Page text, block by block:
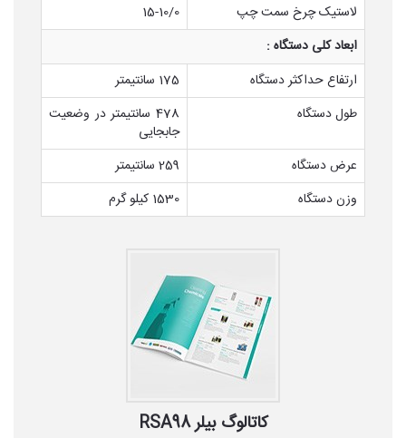
لاستیک چرخ سمت چپ
15-10/0
ابعاد کلی دستگاه :
ارتفاع حداکثر دستگاه
175 سانتیمتر
طول دستگاه
478 سانتیمتر در وضعیت
جابجایی
عرض دستگاه
259 سانتیمتر
وزن دستگاه
1530 کیلو گرم
کاتالوگ بیلر RSA98